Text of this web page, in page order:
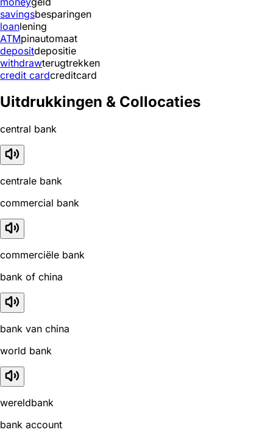
savingsbesparingen
loanlening
ATMpinautomaat
depositdepositie
withdrawterugtrekken
credit cardcreditcard
Uitdrukkingen & Collocaties
central bank
centrale bank
commercial bank
commerciële bank
bank of china
bank van china
world bank
wereldbank
bank account